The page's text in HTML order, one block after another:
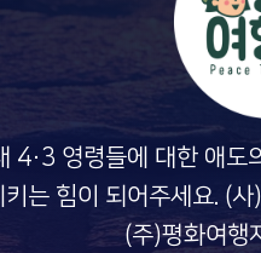
4·3 영령들에 대한 애도
는 힘이 되어주세요. (
(주)평화여행